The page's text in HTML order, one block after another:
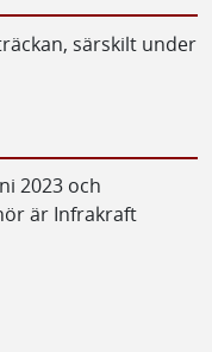
särskilt under
2023 och
är Infrakraft